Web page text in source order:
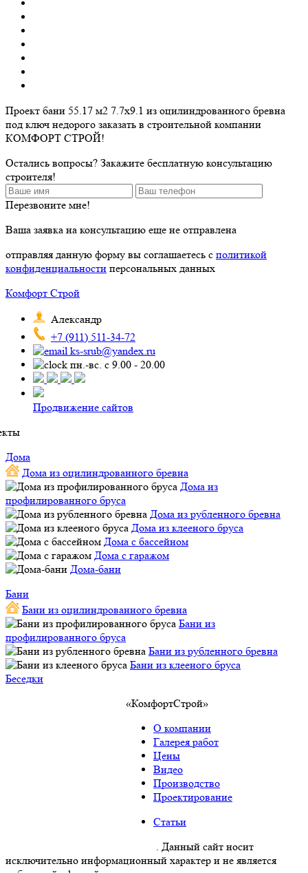
Проект бани 55.17 м2 7.7х9.1 из оцилиндрованного бревна
под ключ недорого заказать в строительной компании
КОМФОРТ СТРОЙ!
Остались вопросы? Закажите бесплатную консультацию
строителя!
Перезвоните мне!
Ваша заявка на консультацию еще не отправлена
отправляя данную форму вы соглашаетесь с политикой
конфиденциальности персональных данных
Комфорт Строй
Александр
+7 (911) 511-34-72
ks-srub@yandex.ru
пн.-вс. с 9.00 - 20.00
Продвижение сайтов
Дома
Дома из оцилиндрованного бревна
Дома из
профилированного бруса
Дома из рубленного бревна
Дома из клееного бруса
Дома с бассейном
Дома с гаражом
Дома-бани
Бани
Бани из оцилиндрованного бревна
Бани из
профилированного бруса
Бани из рубленного бревна
Бани из клееного бруса
Беседки
«КомфортСтрой»
О компании
Галерея работ
Цены
Видео
Производство
Проектирование
Статьи
. Данный сайт носит
исключительно информационный характер и не является